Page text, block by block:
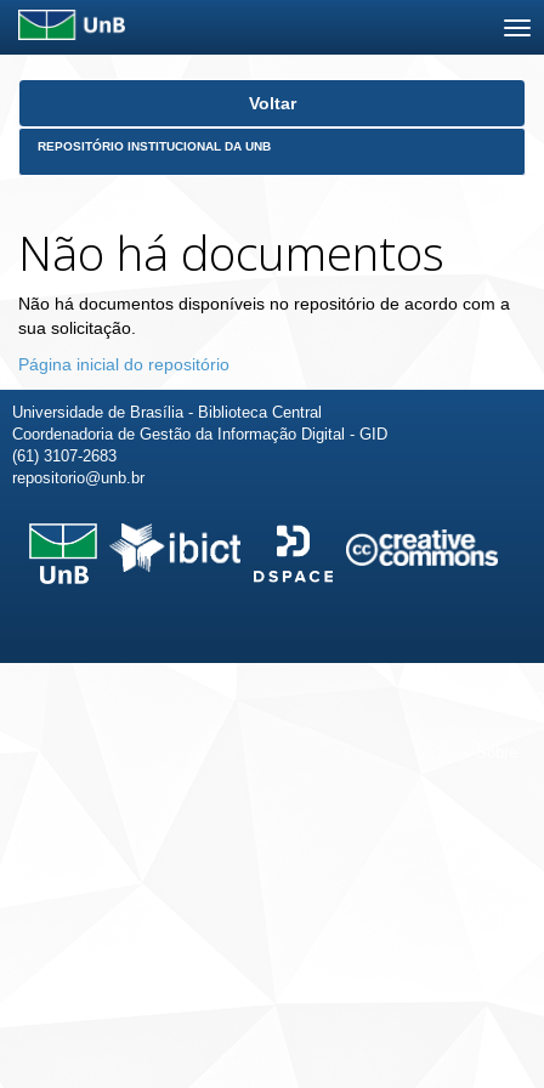
Skip
Voltar
REPOSITÓRIO INSTITUCIONAL DA UNB
Não há documentos
Não há documentos disponíveis no repositório de acordo com a
sua solicitação.
Página inicial do repositório
Universidade de Brasília - Biblioteca Central
Coordenadoria de Gestão da Informação Digital - GID
(61) 3107-2683
repositorio@unb.br